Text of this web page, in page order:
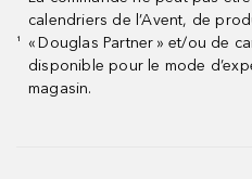
¹
calendriers de l’Avent, de
« Douglas Partner » et/ou de
disponible pour le mode
magasin.